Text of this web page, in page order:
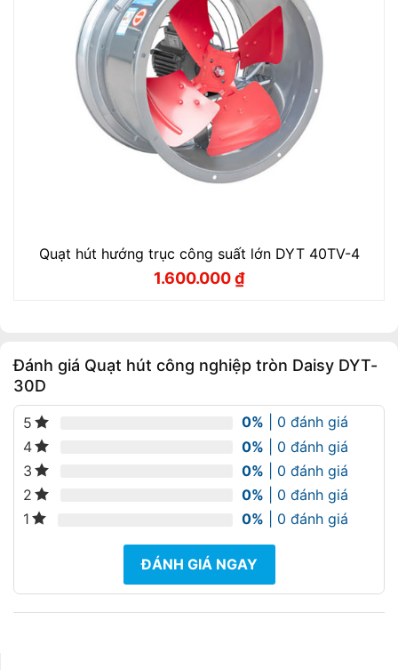
Quạt hút hướng trục công suất lớn DYT 40TV-4
Giá
1.600.000₫
Giá
Đánh giá Quạt hút công nghiệp tròn Daisy DYT-
30D
5 0% | 0 đánh giá
4
0% | 0 đánh giá
3
0% | 0 đánh giá
2
0% | 0 đánh giá
1
0% | 0 đánh giá
ĐÁNH GIÁ NGAY